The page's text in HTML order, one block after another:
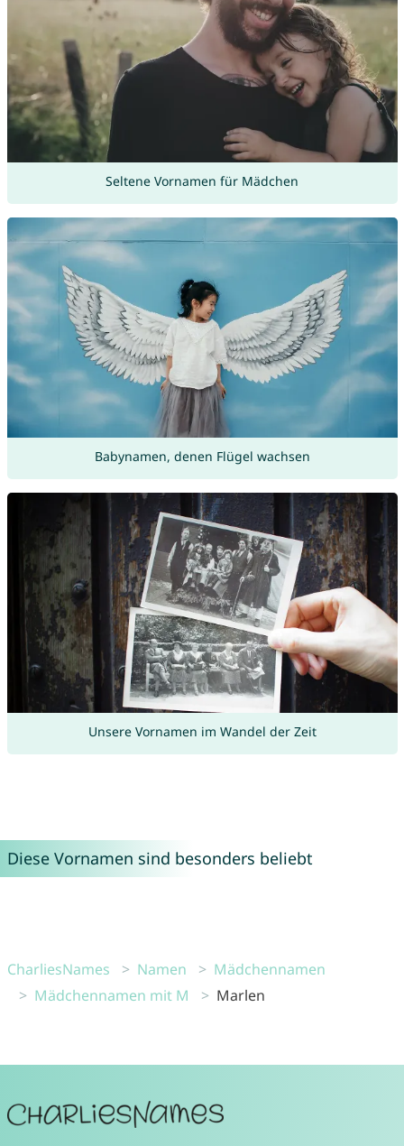
Seltene Vornamen für Mädchen
Babynamen, denen Flügel wachsen
Unsere Vornamen im Wandel der Zeit
Diese Vornamen sind besonders beliebt
CharliesNames Namen
Mädchennamen
Mädchennamen mit M
Marlen